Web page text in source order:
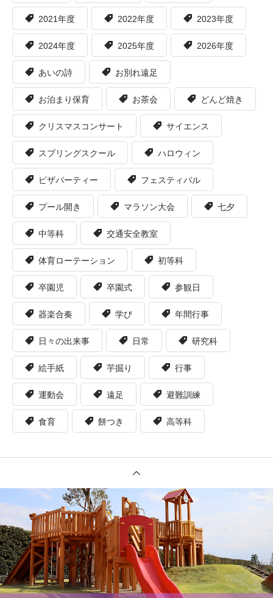
2021年度 2022年度 2023年度
2024年度 2025年度 2026年度
あいの詩 お別れ遠足
お泊まり保育 お茶会 どんど焼き
クリスマスコンサート サイエンス
スプリングスクール ハロウィン
ピザパーティー フェスティバル
プール開き マラソン大会 七夕
中等科 交通安全教室
体育ローテーション 初等科
卒園児 卒園式 参観日
器楽合奏 学び 年間行事
日々の出来事 日常 研究科
絵手紙 芋掘り 行事
運動会 遠足 避難訓練
食育 餅つき 高等科